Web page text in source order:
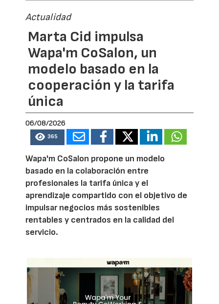
Actualidad
Marta Cid impulsa
Wapa'm CoSalon, un
modelo basado en la
cooperación y la tarifa
única
06/08/2026
365
Wapa'm CoSalon propone un modelo
basado en la colaboración entre
profesionales la tarifa única y el
aprendizaje compartido con el objetivo de
impulsar negocios más sostenibles
rentables y centrados en la calidad del
servicio.